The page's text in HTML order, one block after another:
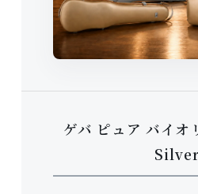
ゲバ ピュア バイオ